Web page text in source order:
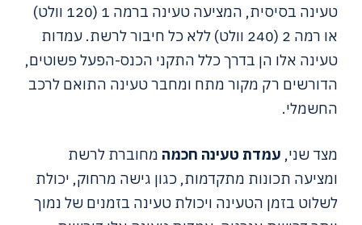
טעינה בסיסית, המציעה טעינה ברמה 1 (120 וולט)
או רמה 2 (240 וולט) ללא כל חיבור לרשת. עמדות
טעינה אלו הן בדרך כלל התקני הכנס-הפעל פשוטים,
הדורשים רק מקור מתח ומחבר טעינה התואם לרכב
החשמלי.
מצד שני, עמדת טעינה חכמה מחוברת לרשת
ומציעה תכונות מתקדמות, כגון גישה מרחוק, יכולת
לשלוט בזמן הטעינה ויכולת טעינה בזמנים של נמוך